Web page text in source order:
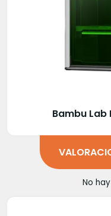
Bambu Lab
No